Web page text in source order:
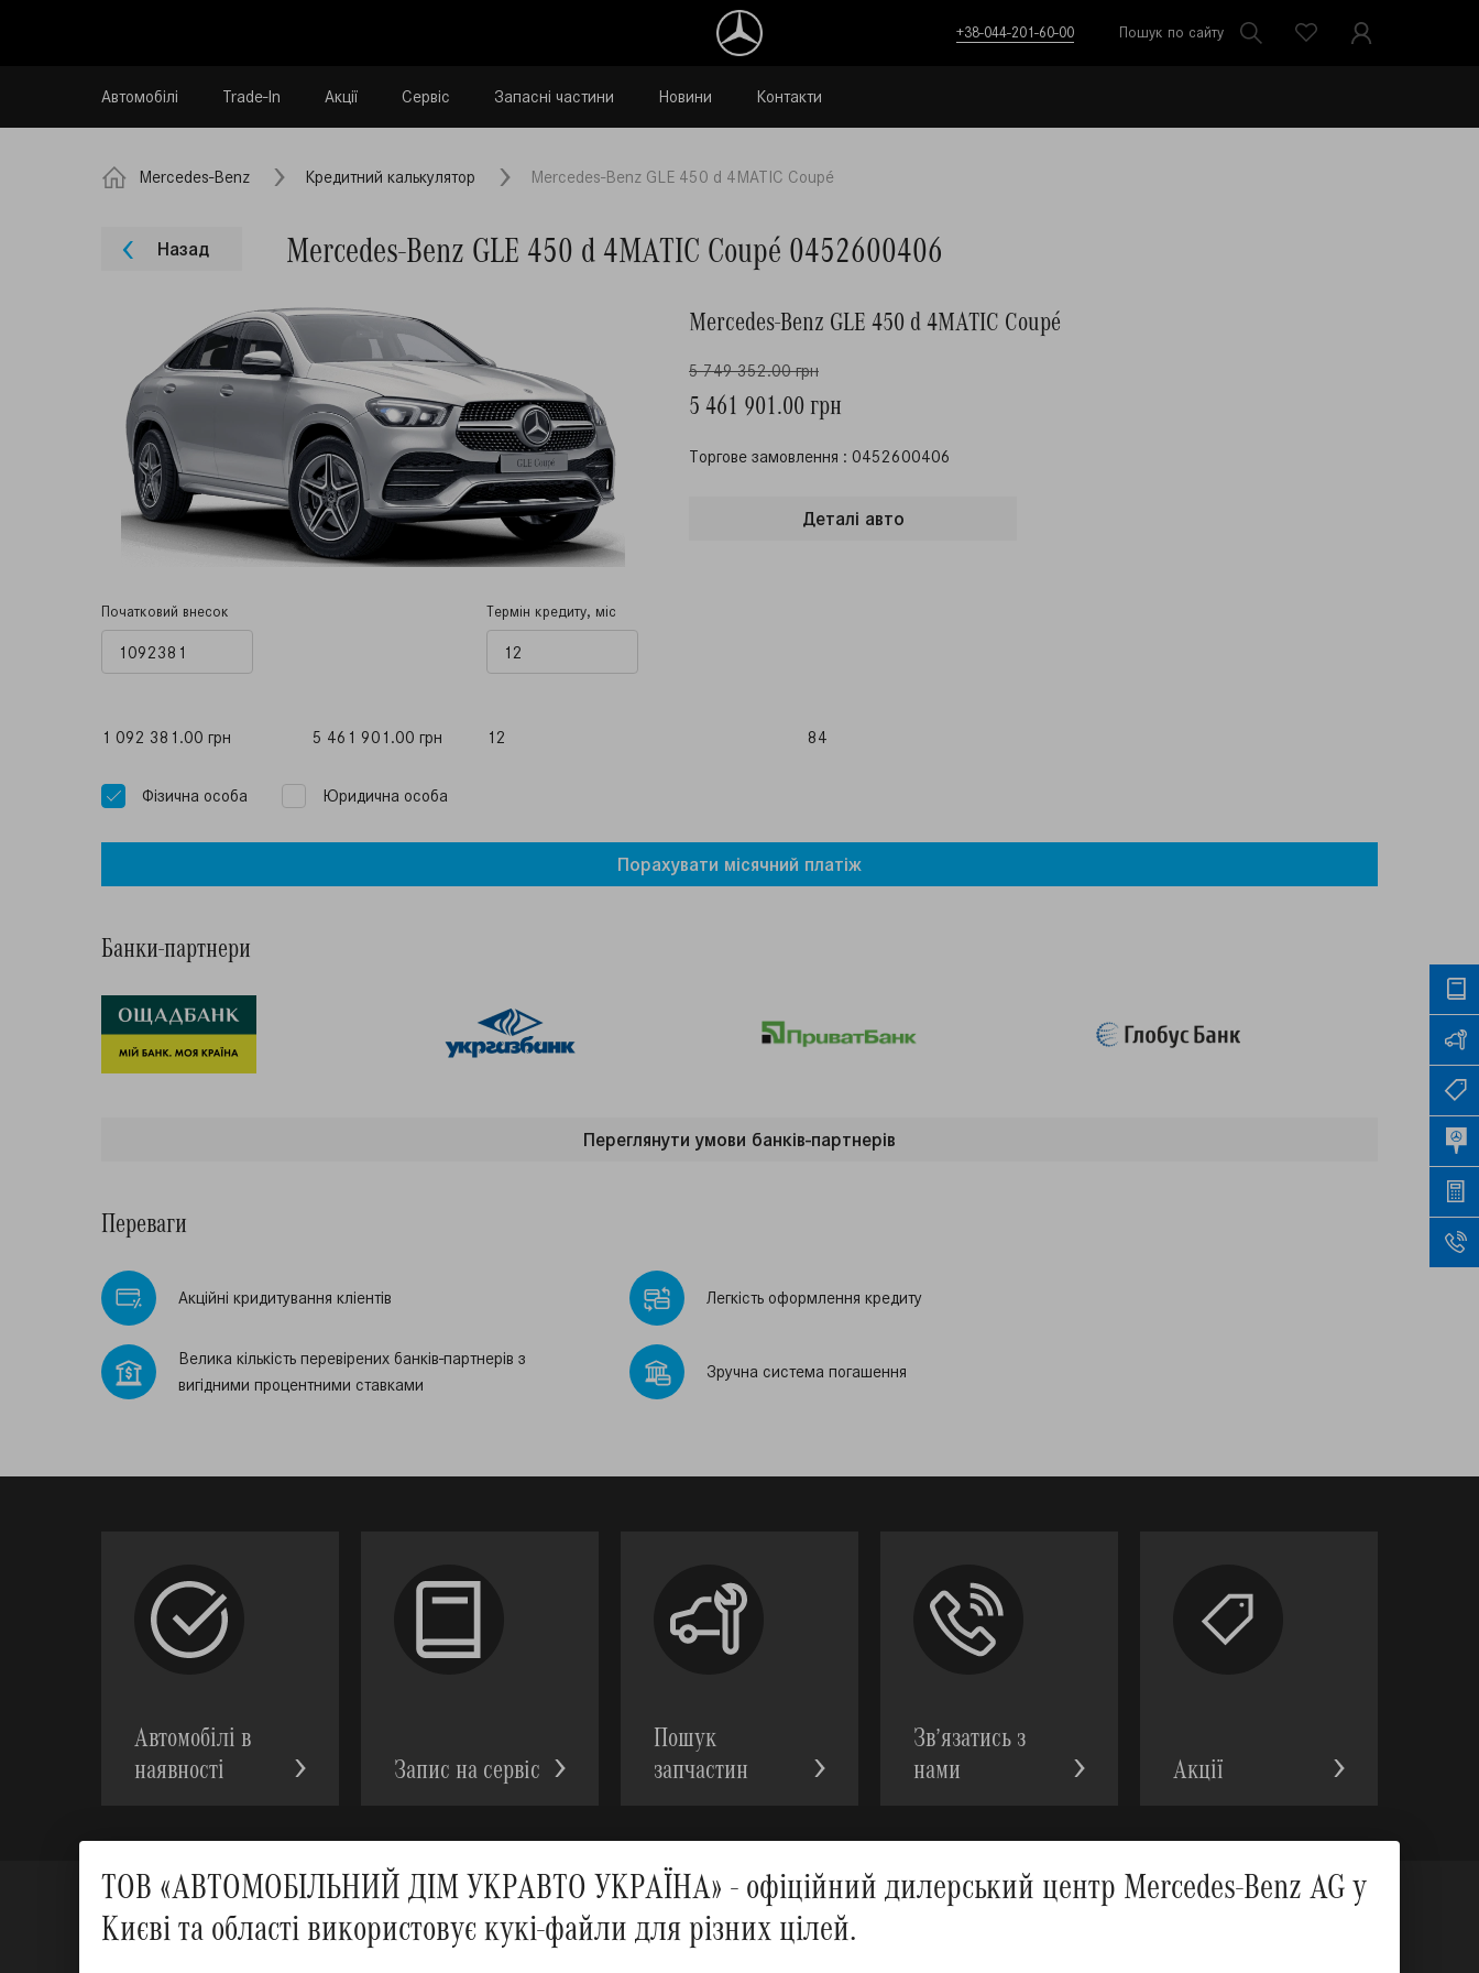
+38-044-201-60-00 Пошук по сайту
Автомобілі Trade-In Акції Сервіс Запасні частини Новини Контакти
Mercedes-Benz Кредитний калькулятор Mercedes-Benz GLE 450 d 4MATIC Coupé
Назад Mercedes-Benz GLE 450 d 4MATIC Coupé 0452600406
Mercedes-Benz GLE 450 d 4MATIC Coupé
5 749 352.00 грн
5 461 901.00 грн
Торгове замовлення : 0452600406
Деталi авто
Початковий внесок
1 092 381.00 грн 5 461 901.00 грн
Термін кредиту, міс
12 84
Фiзична особа Юридична особа
Порахувати мiсячний платiж
Банки-партнери
Переглянути умови банкiв-партнерiв
Переваги
Акцiйнi кридитування клiентiв Легкiсть оформлення кредиту
Велика кiлькiсть перевiрених банкiв-партнерiв з
вигiдними процентними ставками
Зручна система погашення
ТОВ «АВТОМОБІЛЬНИЙ ДІМ УКРАВТО УКРАЇНА» - офіційний дилерський центр Mercedes-Benz AG у
Києві та області використовує кукі-файли для різних цілей.
Автомобілі в
наявності
Запис на сервic
Пошук
запчастин
Зв’язатись з
нами
Акції